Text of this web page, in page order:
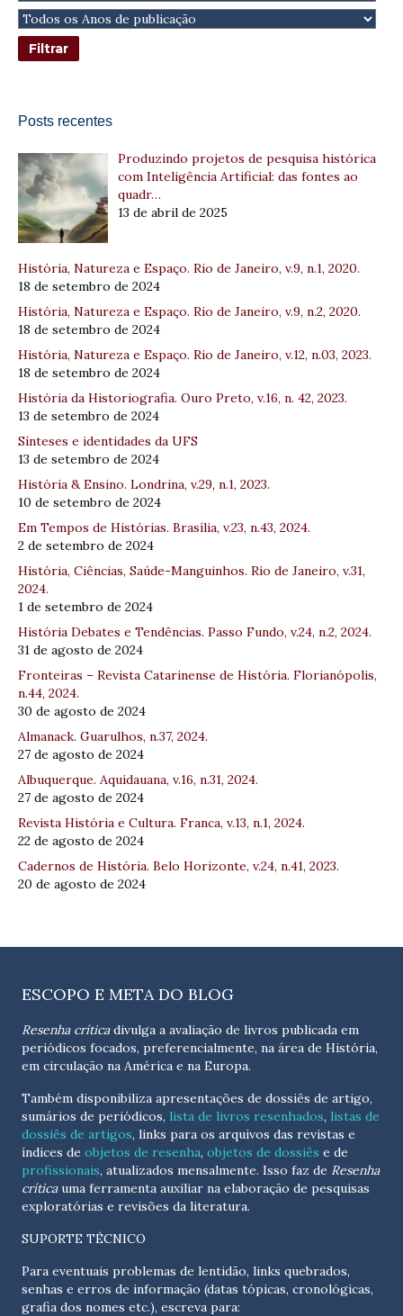
Posts recentes
Produzindo projetos de pesquisa histórica
com Inteligência Artificial: das fontes ao
quadr…
13 de abril de 2025
História, Natureza e Espaço. Rio de Janeiro, v.9, n.1, 2020.
18 de setembro de 2024
História, Natureza e Espaço. Rio de Janeiro, v.9, n.2, 2020.
18 de setembro de 2024
História, Natureza e Espaço. Rio de Janeiro, v.12, n.03, 2023.
18 de setembro de 2024
História da Historiografia. Ouro Preto, v.16, n. 42, 2023.
13 de setembro de 2024
Sínteses e identidades da UFS
13 de setembro de 2024
História & Ensino. Londrina, v.29, n.1, 2023.
10 de setembro de 2024
Em Tempos de Histórias. Brasília, v.23, n.43, 2024.
2 de setembro de 2024
História, Ciências, Saúde-Manguinhos. Rio de Janeiro, v.31,
2024.
1 de setembro de 2024
História Debates e Tendências. Passo Fundo, v.24, n.2, 2024.
31 de agosto de 2024
Fronteiras – Revista Catarinense de História. Florianópolis,
n.44, 2024.
30 de agosto de 2024
Almanack. Guarulhos, n.37, 2024.
27 de agosto de 2024
Albuquerque. Aquidauana, v.16, n.31, 2024.
27 de agosto de 2024
Revista História e Cultura. Franca, v.13, n.1, 2024.
22 de agosto de 2024
Cadernos de História. Belo Horizonte, v.24, n.41, 2023.
20 de agosto de 2024
ESCOPO E META DO BLOG
Resenha críticadivulga a avaliação de livros publicada em
periódicos focados, preferencialmente, na área de História,
em circulação na América e na Europa.
Também disponibiliza apresentações de dossiês de artigo,
sumários de periódicos, lista de livros resenhados, listas de
dossiês de artigos, links para os arquivos das revistas e
índices de objetos de resenha, objetos de dossiês e de
profissionais, atualizados mensalmente. Isso faz de Resenha
críticauma ferramenta auxiliar na elaboração de pesquisas
exploratórias e revisões da literatura.
SUPORTE TÉCNICO
Para eventuais problemas de lentidão, links quebrados,
senhas e erros de informação (datas tópicas, cronológicas,